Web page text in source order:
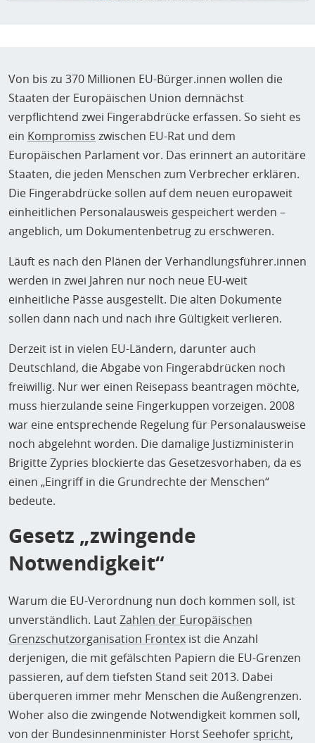
Von bis zu 370 Millionen EU-Bürger.innen wollen die
Staaten der Europäischen Union demnächst
verpflichtend zwei Fingerabdrücke erfassen. So sieht es
ein Kompromiss zwischen EU-Rat und dem
Europäischen Parlament vor. Das erinnert an autoritäre
Staaten, die jeden Menschen zum Verbrecher erklären.
Die Fingerabdrücke sollen auf dem neuen europaweit
einheitlichen Personalausweis gespeichert werden –
angeblich, um Dokumentenbetrug zu erschweren.
Läuft es nach den Plänen der Verhandlungsführer.innen
werden in zwei Jahren nur noch neue EU-weit
einheitliche Pässe ausgestellt. Die alten Dokumente
sollen dann nach und nach ihre Gültigkeit verlieren.
Derzeit ist in vielen EU-Ländern, darunter auch
Deutschland, die Abgabe von Fingerabdrücken noch
freiwillig. Nur wer einen Reisepass beantragen möchte,
muss hierzulande seine Fingerkuppen vorzeigen. 2008
war eine entsprechende Regelung für Personalausweise
noch abgelehnt worden. Die damalige Justizministerin
Brigitte Zypries blockierte das Gesetzesvorhaben, da es
einen „Eingriff in die Grundrechte der Menschen“
bedeute.
Gesetz „zwingende
Notwendigkeit“
Warum die EU-Verordnung nun doch kommen soll, ist
unverständlich. LautZahlen der Europäischen
Grenzschutzorganisation Frontex ist die Anzahl
derjenigen, die mit gefälschten Papiern die EU-Grenzen
passieren, auf dem tiefsten Stand seit 2013. Dabei
überqueren immer mehr Menschen die Außengrenzen.
Woher also die zwingende Notwendigkeit kommen soll,
von der Bundesinnenminister Horst Seehofer spricht,